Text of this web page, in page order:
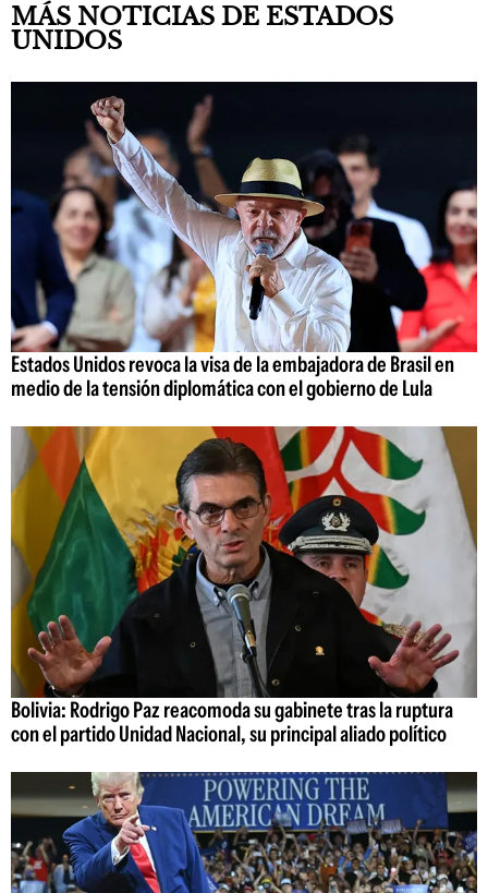
MÁS NOTICIAS DE ESTADOS
UNIDOS
Estados Unidos revoca la visa de la embajadora de Brasil en
medio de la tensión diplomática con el gobierno de Lula
Bolivia: Rodrigo Paz reacomoda su gabinete tras la ruptura
con el partido Unidad Nacional, su principal aliado político